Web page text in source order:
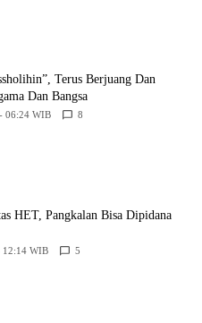
Terus Berjuang Dan
Dan Bangsa
06:24 WIB 8
HET, Pangkalan Bisa Dipidana
WIB 5